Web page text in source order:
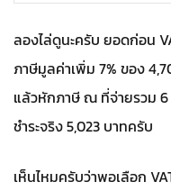
ลองไล่ดูนะครับ ยอดก่อน
ภาษีมูลค่าเพิ่ม 7% ของ
แล้วหักภาษี ณ ที่จ่ายรวม
ชำระจริง 5,023 บาทครับ
เห็นไหมครับว่าพอเลือก